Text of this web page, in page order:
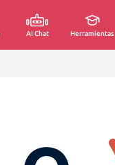
AI Chat Herramientas